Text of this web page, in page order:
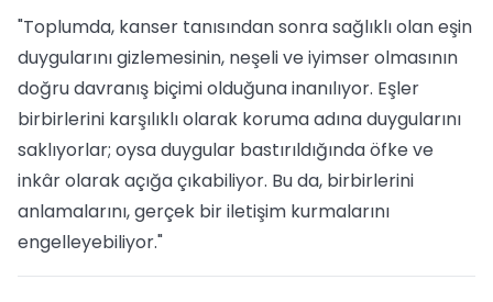
"Toplumda, kanser tanısından sonra sağlıklı olan eşin
duygularını gizlemesinin, neşeli ve iyimser olmasının
doğru davranış biçimi olduğuna inanılıyor. Eşler
birbirlerini karşılıklı olarak koruma adına duygularını
saklıyorlar; oysa duygular bastırıldığında öfke ve
inkâr olarak açığa çıkabiliyor. Bu da, birbirlerini
anlamalarını, gerçek bir iletişim kurmalarını
engelleyebiliyor."